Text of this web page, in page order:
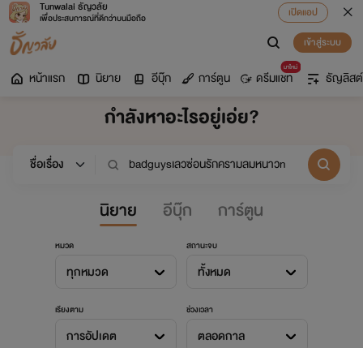
Tunwalai ธัญวลัย
เพื่อประสบการณ์ที่ดีกว่าบนมือถือ
เปิดแอป
เข้าสู่ระบบ
หน้าแรก นิยาย อีบุ๊ก การ์ตูน
มาใหม่
ดรีมแชท ธัญลิสต์
กำลังหาอะไรอยู่เอ่ย?
นิยาย อีบุ๊ก การ์ตูน
หมวด
ทุกหมวด
สถานะจบ
ทั้งหมด
เรียงตาม
การอัปเดต
ช่วงเวลา
ตลอดกาล